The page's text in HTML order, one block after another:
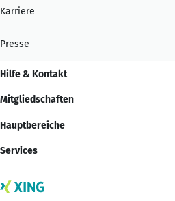
Karriere
Presse
Hilfe & Kontakt
Mitgliedschaften
Hauptbereiche
Services